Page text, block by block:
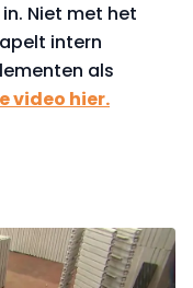
Niet met het
intern
als
video hier.